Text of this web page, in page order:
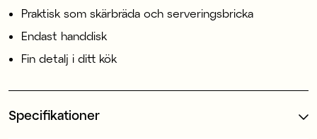
Praktisk som skärbräda och serveringsbricka
Endast handdisk
Fin detalj i ditt kök
Specifikationer